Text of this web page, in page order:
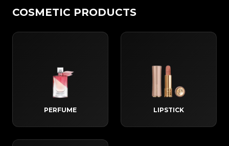
COSMETIC PRODUCTS
PERFUME LIPSTICK